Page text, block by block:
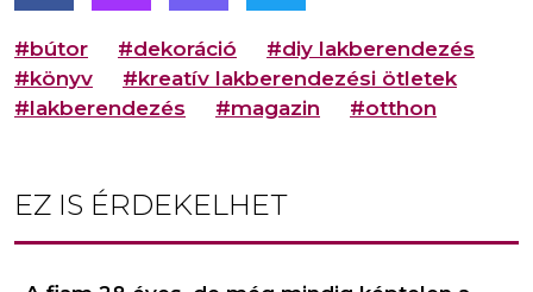
#bútor #dekoráció
#diy lakberendezés
#könyv
#kreatív lakberendezési ötletek
#lakberendezés
#magazin #otthon
EZ IS ÉRDEKELHET